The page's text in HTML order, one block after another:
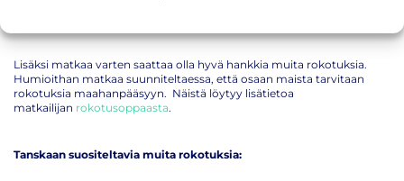
Lisäksi matkaa varten saattaa olla hyvä hankkia muita rokotuksia.
Humioithan matkaa suunniteltaessa, että osaan maista tarvitaan
rokotuksia maahanpääsyyn. Näistä löytyy lisätietoa
matkailijan rokotusoppaasta.
Tanskaan suositeltavia muita rokotuksia: